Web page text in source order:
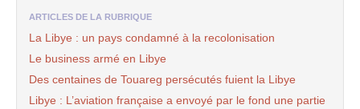
ARTICLES DE LA RUBRIQUE
La Libye : un pays condamné à la recolonisation
Le business armé en Libye
Des centaines de Touareg persécutés fuient la Libye
Libye : L’aviation française a envoyé par le fond une partie